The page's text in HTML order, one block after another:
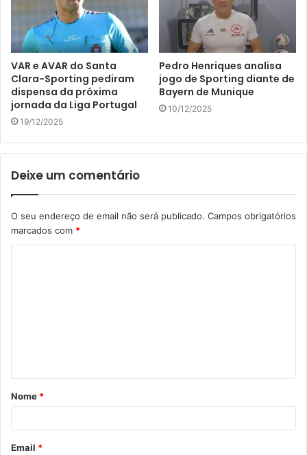
VAR e AVAR do Santa
Clara-Sporting pediram
dispensa da próxima
jornada da Liga Portugal
19/12/2025
Pedro Henriques analisa
jogo de Sporting diante de
Bayern de Munique
10/12/2025
Deixe um comentário
O seu endereço de email não será publicado. Campos obrigatórios
marcados com *
á
r
Nome *
Email *